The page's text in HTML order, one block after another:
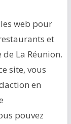
web pour
et
La Réunion.
site, vous
en
pouvez